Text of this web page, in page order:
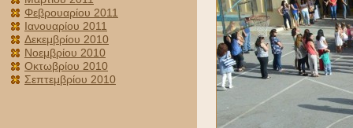
Φεβρουαρίου 2011
Ιανουαρίου 2011
Δεκεμβρίου 2010
Νοεμβρίου 2010
Οκτωβρίου 2010
Σεπτεμβρίου 2010